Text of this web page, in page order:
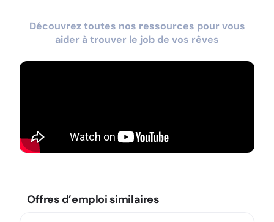
Découvrez toutes nos ressources pour vous
aider à trouver le job de vos rêves
Offres d’emploi similaires